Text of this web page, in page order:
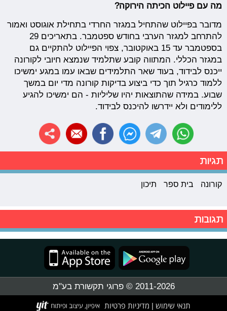
מה עם פיילוט הכיתה הירוקה?
מדובר בפיילוט שהתחיל במגזר החרדי בתחילת אוגוסט ואמור
להתרחב למגזר הערבי בחודש ספטמבר. בתאריכים 29
בספטמבר עד 15 באוקטובר, צפוי הפיילוט להתקיים גם
במגזר הכללי. המתווה קובע שתלמיד שנמצא חיובי לקורונה
ייכנס לבידוד, בעוד שאר התלמידים שבאו עמו במגע ימשיכו
ללמוד כרגיל תוך כדי ביצוע בדיקות קורונה מדי יום במשך
שבוע. במידה שהתוצאות יהיו שליליות - הם ימשיכו להגיע
ללימודים ולא יידרשו להיכנס לבידוד.
תגיות
קורונה בית ספר תיכון
תגובות
2011-2026 © פרוגי תקשורת בע"מ
תנאי שימוש מדיניות פרטיות